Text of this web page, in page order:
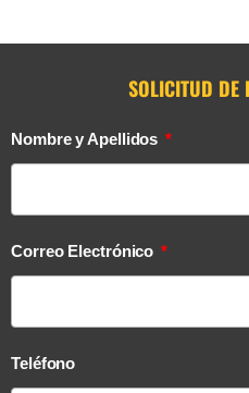
SOLICITUD DE
Nombre y Apellidos
Correo Electrónico
Teléfono